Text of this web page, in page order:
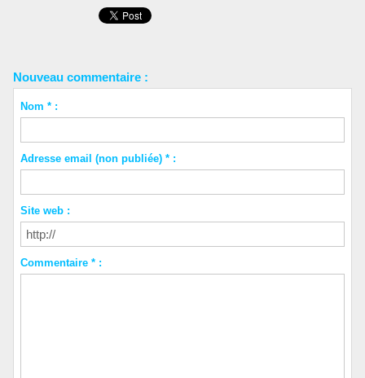
Nouveau commentaire :
Nom * :
Adresse email (non publiée) * :
Site web :
Commentaire * :